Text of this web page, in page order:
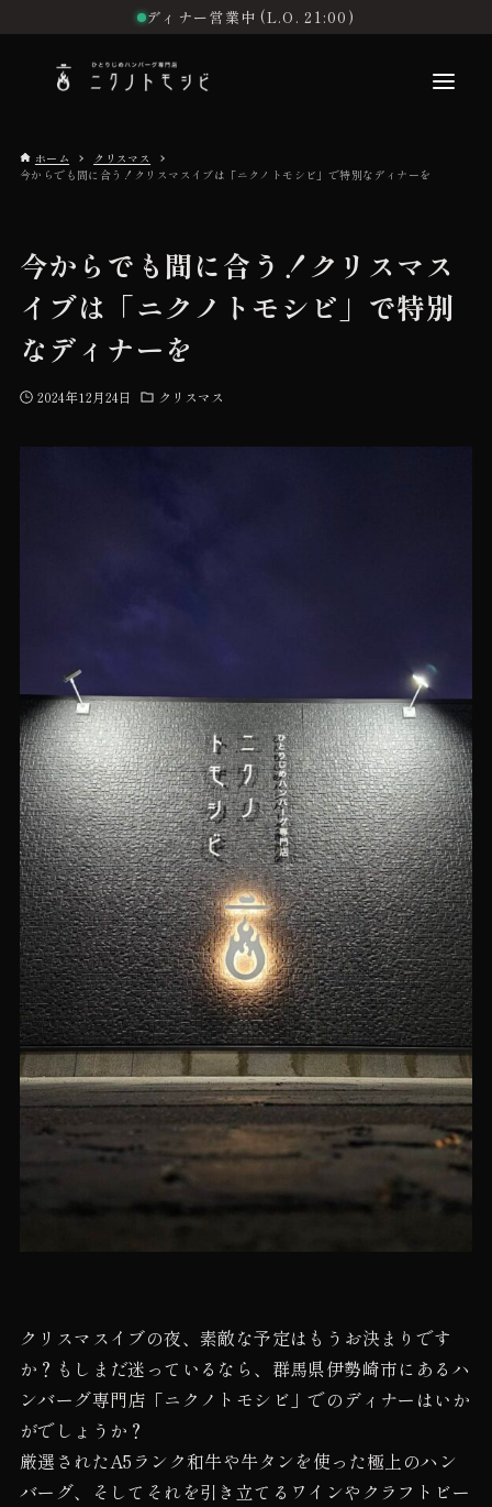
ディナー営業中 (L.O. 21:00)
お品書き
初めての方へ
ホーム
クリスマス
今からでも間に合う！クリスマスイブは「ニクノトモシビ」で特別なディナーを
今からでも間に合う！クリスマス
イブは「ニクノトモシビ」で特別
なディナーを
2024年12月24日 クリスマス
クリスマスイブの夜、素敵な予定はもうお決まりです
か？もしまだ迷っているなら、群馬県伊勢崎市にあるハ
ンバーグ専門店「ニクノトモシビ」でのディナーはいか
がでしょうか？
厳選されたA5ランク和牛や牛タンを使った極上のハン
バーグ、そしてそれを引き立てるワインやクラフトビー